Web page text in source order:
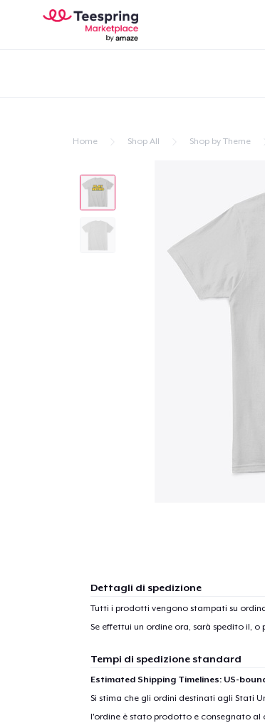
Home Shop All Shop by Theme
Dettagli di spedizione
Tutti i prodotti vengono stampati su
Se effettui un ordine ora, sarà spedito il, o
Tempi di spedizione standard
Estimated Shipping Timelines: US-
Si stima che gli ordini destinati agli Stati
l'ordine è stato prodotto e consegnato al